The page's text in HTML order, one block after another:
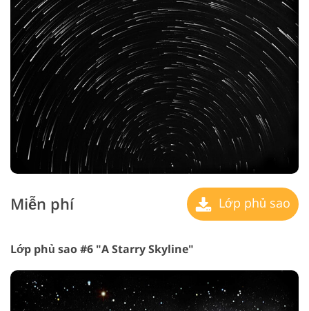
Miễn phí Lớp phủ sao
Lớp phủ sao #6 "A Starry Skyline"